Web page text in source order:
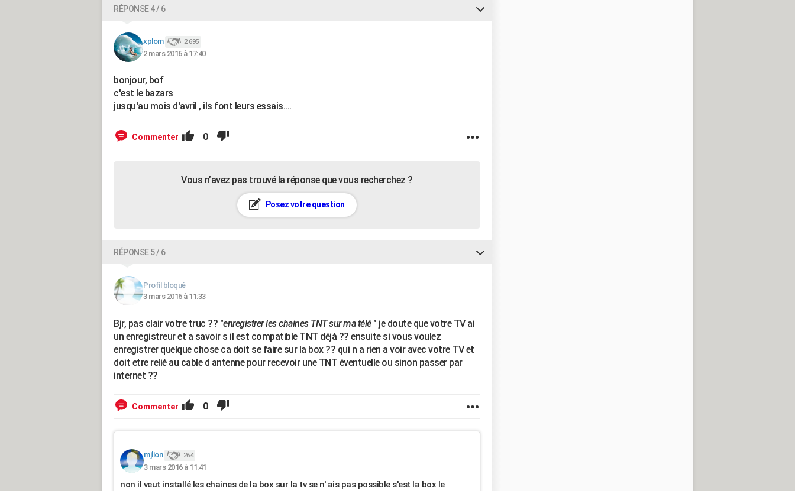
RÉPONSE 4 / 6
xplom 2 695
2 mars 2016 à 17:40
bonjour, bof
c'est le bazars
jusqu'au mois d'avril , ils font leurs essais....
Commenter 0
Vous n’avez pas trouvé la réponse que vous recherchez ?
Posez votre question
RÉPONSE 5 / 6
Profil bloqué
3 mars 2016 à 11:33
Bjr, pas clair votre truc ?? "enregistrer les chaines TNT sur ma télé " je doute que votre TV ai
un enregistreur et a savoir s il est compatible TNT déjà ?? ensuite si vous voulez
enregistrer quelque chose ca doit se faire sur la box ?? qui n a rien a voir avec votre TV et
doit etre relié au cable d antenne pour recevoir une TNT éventuelle ou sinon passer par
internet ??
Commenter 0
mjlion 264
3 mars 2016 à 11:41
non il veut installé les chaines de la box sur la tv se n' ais pas possible s'est la box le